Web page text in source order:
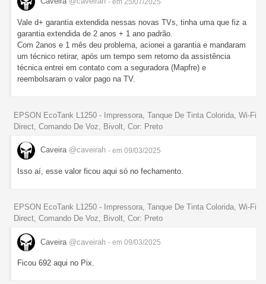
Vale d+ garantia extendida nessas novas TVs, tinha uma que fiz a
garantia extendida de 2 anos + 1 ano padrão.
Com 2anos e 1 mês deu problema, acionei a garantia e mandaram
um técnico retirar, após um tempo sem retorno da assistência
técnica entrei em contato com a seguradora (Mapfre) e
reembolsaram o valor pago na TV.
EPSON EcoTank L1250 - Impressora, Tanque De Tinta Colorida, Wi-Fi
Direct, Comando De Voz, Bivolt, Cor: Preto
Caveira @caveirah - em 09/03/2025
Isso aí, esse valor ficou aqui só no fechamento.
EPSON EcoTank L1250 - Impressora, Tanque De Tinta Colorida, Wi-Fi
Direct, Comando De Voz, Bivolt, Cor: Preto
Caveira @caveirah - em 09/03/2025
Ficou 692 aqui no Pix.